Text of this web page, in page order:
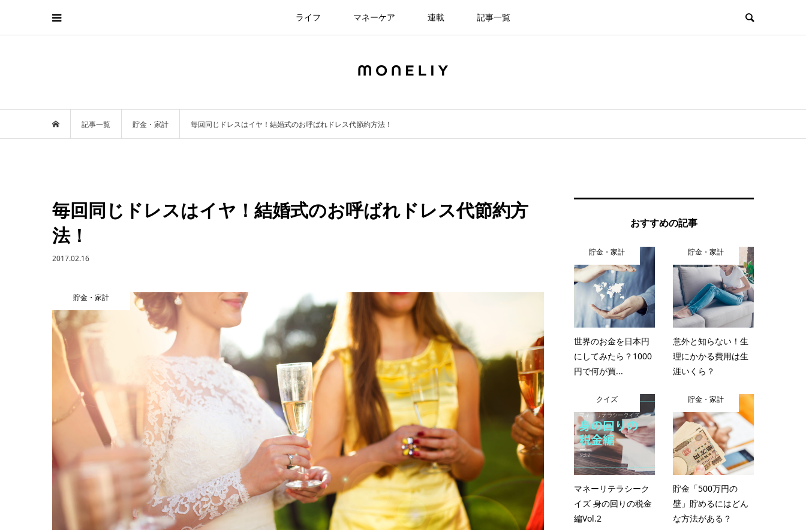
ライフ マネーケア 連載 記事一覧
記事一覧 貯金・家計 毎回同じドレスはイヤ！結婚式のお呼ばれドレス代節約方法！
毎回同じドレスはイヤ！結婚式のお呼ばれドレス代節約方
法！
2017.02.16
貯金・家計
おすすめの記事
貯金・家計
世界のお金を日本円
にしてみたら？1000
円で何が買...
貯金・家計
意外と知らない！生
理にかかる費用は生
涯いくら？
クイズ
マネーリテラシーク
イズ 身の回りの税金
編Vol.2
貯金・家計
貯金「500万円の
壁」貯めるにはどん
な方法がある？